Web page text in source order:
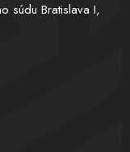
súdu Bratislava I,